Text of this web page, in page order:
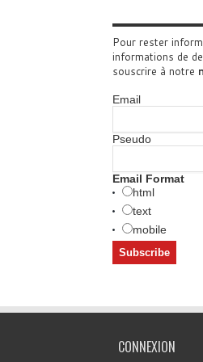
Pour rester
informations de
souscrire à notre
Email
Pseudo
Email Format
html
text
mobile
CONNEXION